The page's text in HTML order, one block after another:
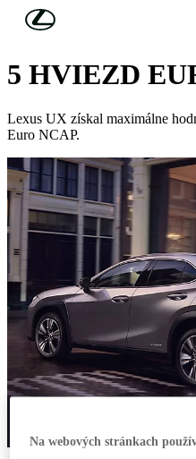
Skip to Main Content
NOVINKY LEXUS
5 HVIEZD
Lexus UX získal maximálne
Euro NCAP.
Na webových stránkach